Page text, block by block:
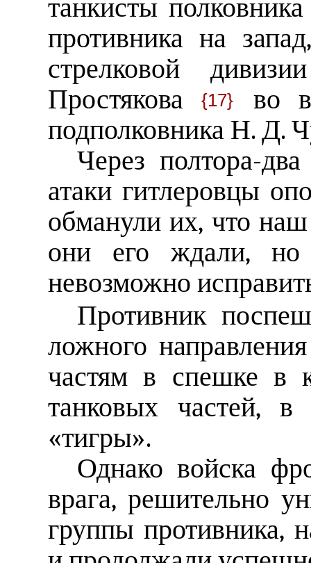
танкисты
противника на
стрелковой
Простякова
{17}
во
подполковника Н. Д.
Через полтора-
атаки гитлеровцы
обманули их, что наш
они его ждали, но
невозможно
Противник
ложного
частям в спешке в
танковых частей,
«тигры».
Однако войска
врага, решительно
группы противника,